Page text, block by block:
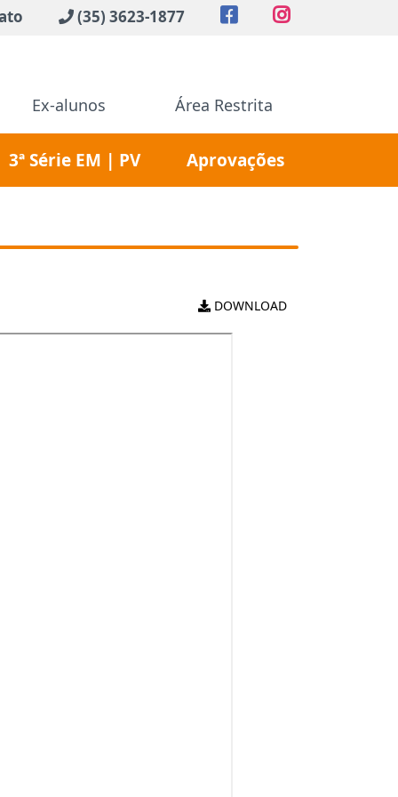
(35) 3623-1877
Ex-alunos Área Restrita
3ª Série EM | PV Aprovações
DOWNLOAD